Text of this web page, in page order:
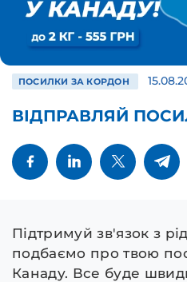
ПОСИЛКИ ЗА КОРДОН
ВІДПРАВЛЯЙ
Підтримуй зв'язок з
подбаємо про твою
Канаду. Все буде